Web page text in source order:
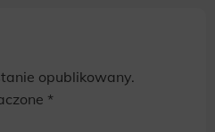
opublikowany.
*